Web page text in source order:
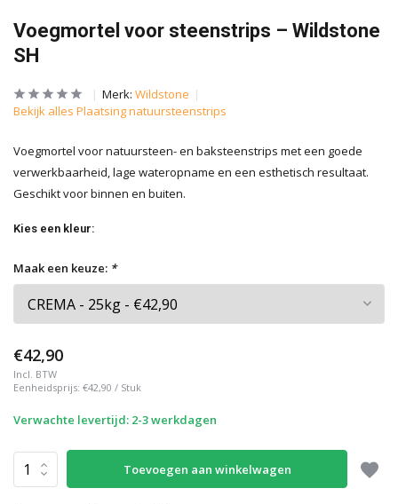
Voegmortel voor steenstrips – Wildstone
SH
Merk: Wildstone
Bekijk alles Plaatsing natuursteenstrips
Voegmortel voor natuursteen- en baksteenstrips met een goede
verwerkbaarheid, lage wateropname en een esthetisch resultaat.
Geschikt voor binnen en buiten.
Kies een kleur:
Maak een keuze: *
€42,90
Incl. BTW
Eenheidsprijs: €42,90 / Stuk
Verwachte levertijd: 2-3 werkdagen
Toevoegen aan winkelwagen